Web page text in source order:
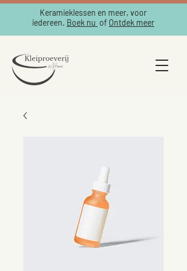
Keramieklessen en meer, voor
iedereen. Boek nu of Ontdek meer